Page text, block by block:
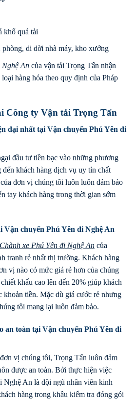
khổ quá tải
phòng, di dời nhà máy, kho xưởng
Nghệ Ancủa vận tải Trọng Tấn nhận
hàng hóa theo quy định của Pháp
Công ty Vận tải Trọng Tấn
đại nhất tại Vận chuyển Phú Yên đi
đầu tư tiền bạc vào những phương
đến khách hàng dịch vụ uy tín chất
đơn vị chúng tôi luôn luôn đảm bảo
tay khách hàng trong thời gian sớm
Vận chuyển Phú Yên đi Nghệ An
Chành xe Phú Yên đi Nghệ An của
tranh rẻ nhất thị trường. Khách hàng
vị nào có mức giá rẻ hơn của chúng
khấu cao lên đến 20% giúp khách
khoản tiền. Mặc dù giá cước rẻ nhưng
tôi mang lại luôn đảm bảo.
an toàn tại Vận chuyển Phú Yên đi
vị chúng tôi, Trọng Tấn luôn đảm
được an toàn. Bởi thực hiện việc
Nghệ An là đội ngũ nhân viên kinh
hàng trong khâu kiểm tra đóng gói